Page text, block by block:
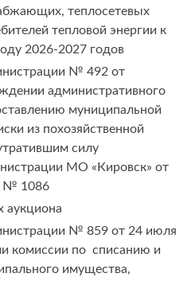
теплосетевых
тепловой энергии к
2026-2027 годов
№ 492 от
административного
муниципальной
из похозяйственной
силу
МО «Кировск» от
№ 1086
аукциона
№ 859 от 24 июля
комиссии по списанию и
имущества,